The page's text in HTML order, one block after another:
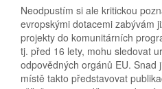
Neodpustím si ale kritickou
evropskými dotacemi zabývám
projekty do komunitárních
tj. před 16 lety, mohu sledovat
odpovědných orgánů EU. Snad
místě takto představovat